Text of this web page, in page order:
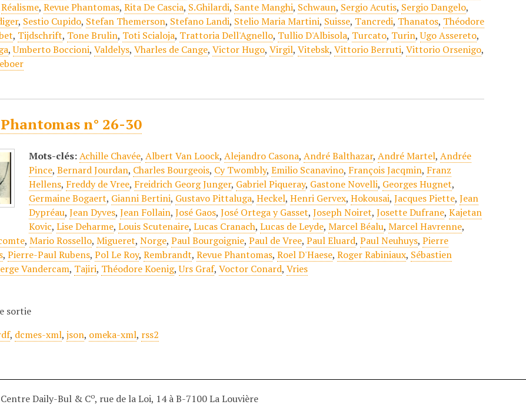
Réalisme,Revue Phantomas,Rita De Cascia, S.Ghilardi, Sante Manghi, Schwaun, Sergio Acutis, Sergio Dangelo,
, Sestio Cupido, Stefan Themerson, Stefano Landi, Stelio Maria Martini, Suisse, Tancredi, Thanatos, Théodore
, Tijdschrift, Tone Brulin, Toti Scialoja, Trattoria Dell'Agnello, Tullio D'Albisola, Turcato, Turin,Ugo Assereto,
,Umberto Boccioni,Valdelys,Vharles de Cange,Victor Hugo,Virgil,Vitebsk,Vittorio Berruti,Vittorio Orsenigo,
n° 26-30
Mots-clés:Achille Chavée,Albert Van Loock,Alejandro Casona,André Balthazar,André Martel,Andrée
Pince,Bernard Jourdan, Charles Bourgeois, Cy Twombly,Emilio Scanavino, François Jacqmin, Franz
Hellens, Freddy de Vree, Freidrich Georg Junger, Gabriel Piqueray, Gastone Novelli, Georges Hugnet,
Germaine Bogaert, Gianni Bertini, Gustavo Pittaluga,Heckel,Henri Gervex,Hokousai,Jacques Piette,Jean
Dypréau,Jean Dyves,Jean Follain,José Gaos,José Ortega y Gasset,Joseph Noiret,Josette Dufrane,Kajetan
Kovic,Lise Deharme,Louis Scutenaire,Lucas Cranach,Lucas de Leyde,Marcel Béalu,Marcel Havrenne,
,Mario Rossello,Migueret,Norge,Paul Bourgoignie,Paul de Vree,Paul Eluard,Paul Neuhuys,Pierre
,Pierre-Paul Rubens,Pol Le Roy,Rembrandt,Revue Phantomas,Roel D'Haese,Roger Rabiniaux, Sébastien
Vandercam, Tajiri, Théodore Koenig,Urs Graf,Voctor Conard,Vries
sortie
, dcmes-xml,json, omeka-xml, rss2
Centre Daily-Bul & Co, rue de la Loi, 14 à B-7100 La Louvière